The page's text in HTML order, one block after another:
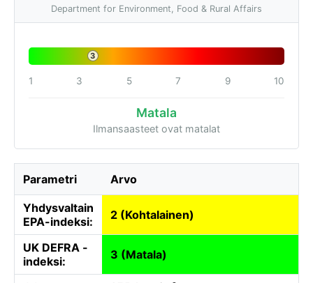
Department for Environment, Food & Rural Affairs
3
1 3 5 7 9 10
Matala
Ilmansaasteet ovat matalat
Parametri Arvo
Yhdysvaltain
EPA-indeksi:
2 (Kohtalainen)
UK DEFRA -
indeksi:
3 (Matala)